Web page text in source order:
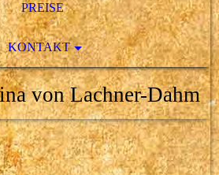
PREISE
KONTAKT
von Lachner-Dahm